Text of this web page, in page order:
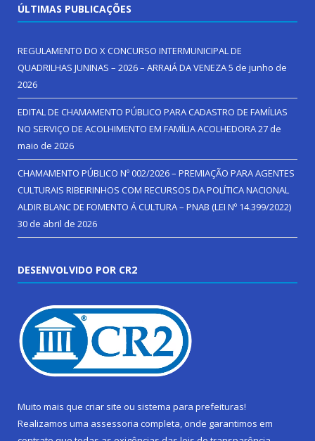
ÚLTIMAS PUBLICAÇÕES
REGULAMENTO DO X CONCURSO INTERMUNICIPAL DE
QUADRILHAS JUNINAS – 2026 – ARRAIÁ DA VENEZA5 de junho de
2026
EDITAL DE CHAMAMENTO PÚBLICO PARA CADASTRO DE FAMÍLIAS
NO SERVIÇO DE ACOLHIMENTO EM FAMÍLIA ACOLHEDORA27 de
maio de 2026
CHAMAMENTO PÚBLICO Nº 002/2026 – PREMIAÇÃO PARA AGENTES
CULTURAIS RIBEIRINHOS COM RECURSOS DA POLÍTICA NACIONAL
ALDIR BLANC DE FOMENTO Á CULTURA – PNAB (LEI Nº 14.399/2022)
30 de abril de 2026
DESENVOLVIDO POR CR2
Muito mais que criar site ou sistema para prefeituras!
Realizamos uma assessoria completa, onde garantimos em